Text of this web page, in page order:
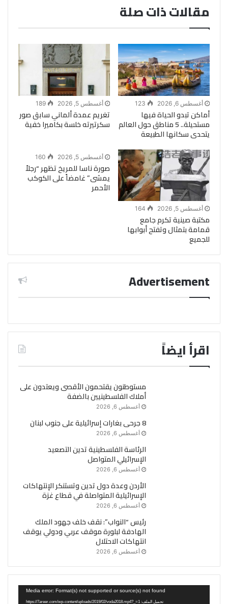
مقالات ذات صلة
أغسطس 6, 2026 123
أماكن تبدو الحياة فيها
مستحيلة.. 5 مناطق حول العالم
يتحدى سكانها الطبيعة
أغسطس 5, 2026 189
تغريم عمدة ألماني سابق صور
سكرتيرته خلسة بكاميرا خفية
أغسطس 5, 2026 164
مكتبة صينية تكرم جامع
قمامة بتمثال وتفتح أبوابها
للجميع
أغسطس 5, 2026 160
صورة ناسا للمريخ تظهر “رجلاً
يمشى” غامضاً على الكوكب
الأحمر
Advertisement
اقرأ ايضاً
مستوطنون يقتحمون الأقصى ويعتدون على
أملاك الفلسطينيين بالضفة
أغسطس 6, 2026
8 جرحى بغارات إسرائيلية على جنوب لبنان
أغسطس 6, 2026
الرئاسة الفلسطينية تدين التصعيد
الإسرائيلي المتواصل
أغسطس 6, 2026
الأردن وعدة دول تدين وتستنكر الإنتهاكات
الإسرائيلية المتواصلة في قطاع غزة
أغسطس 6, 2026
رئيس “النواب”: نقف خلف جهود الملك
الهادفة لبلورة موقف عربي ودولي يوقف
انتهاكات الاحتلال
أغسطس 6, 2026
Media error: Format(s) not supported or source(s) not found
تحميل الملف: https://7areer.com/wp-content/uploads/2019/02/voda2018.mp4?_=1